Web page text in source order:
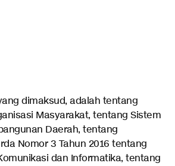
dimaksud, adalah tentang
Masyarakat, tentang Sistem
Daerah, tentang
Nomor 3 Tahun 2016 tentang
dan Informatika, tentang